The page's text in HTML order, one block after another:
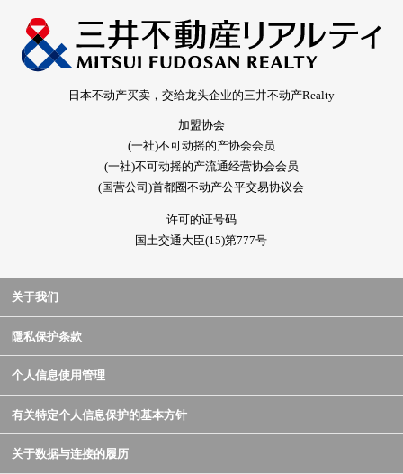
日本不动产买卖，交给龙头企业的三井不动产Realty
加盟协会
(一社)不可动摇的产协会会员
(一社)不可动摇的产流通经营协会会员
(国营公司)首都圈不动产公平交易协议会
许可的证号码
国土交通大臣(15)第777号
关于我们
隱私保护条款
个人信息使用管理
有关特定个人信息保护的基本方针
关于数据与连接的履历